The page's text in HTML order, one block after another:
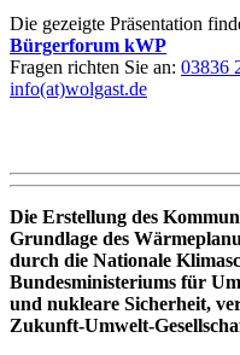
Die gezeigte Präsentation
Bürgerforum kWP
Fragen richten Sie an: 03836
info(at)wolgast.de
Die Erstellung des
Grundlage des
durch die Nationale
Bundesministeriums für
und nukleare Sicherheit,
Zukunft-Umwelt-